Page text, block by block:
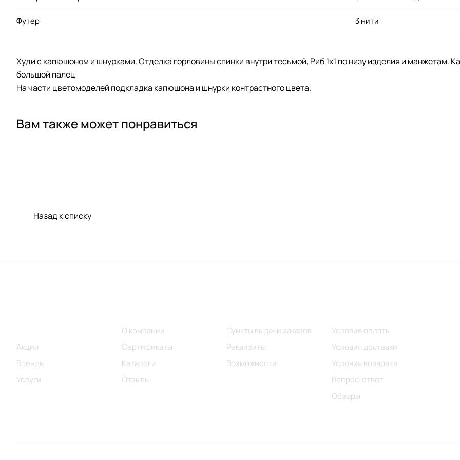
Футер 3 нити
Худи с капюшоном и шнурками. Отделка горловины спинки внутри тесьмой, Риб 1х1 по низу изделия и манжетам.
большой палец
На части цветомоделей подкладка капюшона и шнурки контрастного цвета.
Вам также может понравиться
Назад к списку
Акции
Бренды
Услуги
О компании
Сертификаты
Каталоги
Отзывы
Пункты выдачи заказов
Реквизиты
Возможности
Условия оплаты
Условия доставки
Условия возврата
Вопрос-ответ
Обзоры